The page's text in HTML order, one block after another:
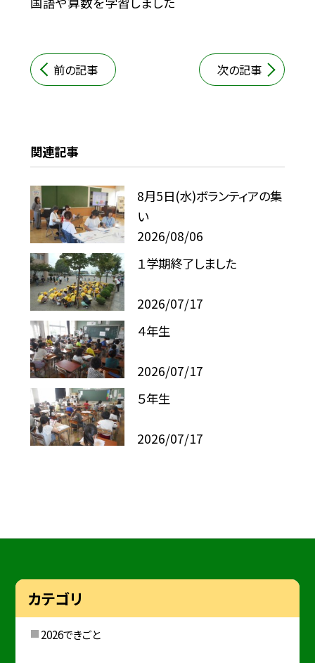
前の記事 次の記事
関連記事
8月5日(水)ボランティアの集
い
2026/08/06
１学期終了しました
2026/07/17
４年生
2026/07/17
５年生
2026/07/17
カテゴリ
2026できごと